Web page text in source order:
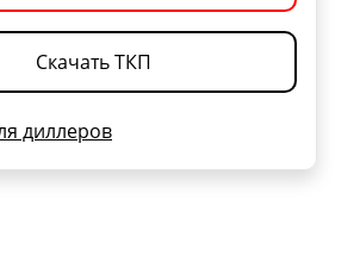
Скачать ТКП
диллеров